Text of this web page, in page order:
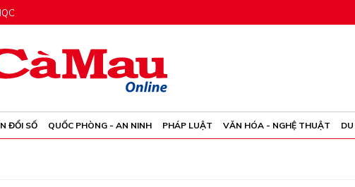
ĐỔI SỐ QUỐC PHÒNG - AN NINH PHÁP LUẬT VĂN HÓA - NGHỆ THUẬT